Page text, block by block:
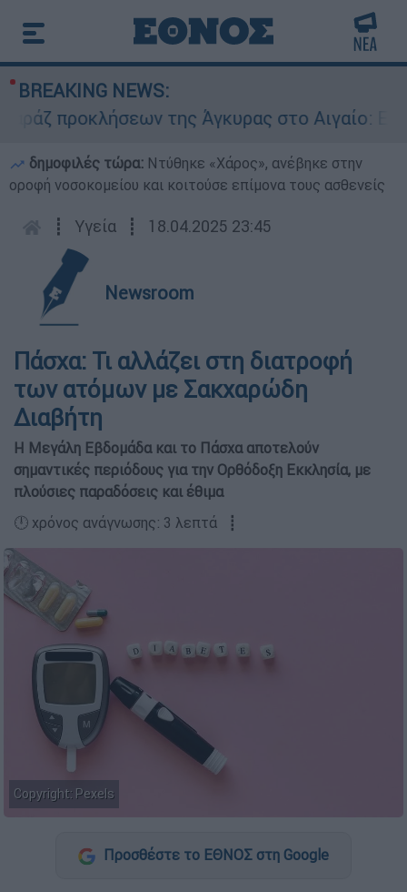
BREAKING NEWS:
προκλήσεων της Άγκυρας στο Αιγαίο:
δημοφιλές τώρα: Ντύθηκε «Χάρος», ανέβηκε στην
οροφή νοσοκομείου και κοιτούσε επίμονα τους ασθενείς
┋ Υγεία ┋ 18.04.2025 23:45
Newsroom
Πάσχα: Τι αλλάζει στη διατροφή
των ατόμων με Σακχαρώδη
Διαβήτη
Η Μεγάλη Εβδομάδα και το Πάσχα αποτελούν
σημαντικές περιόδους για την Ορθόδοξη Εκκλησία, με
πλούσιες παραδόσεις και έθιμα
🕛 χρόνος ανάγνωσης: 3 λεπτά ┋
Copyright: Pexels
Προσθέστε το ΕΘΝΟΣ στη Google